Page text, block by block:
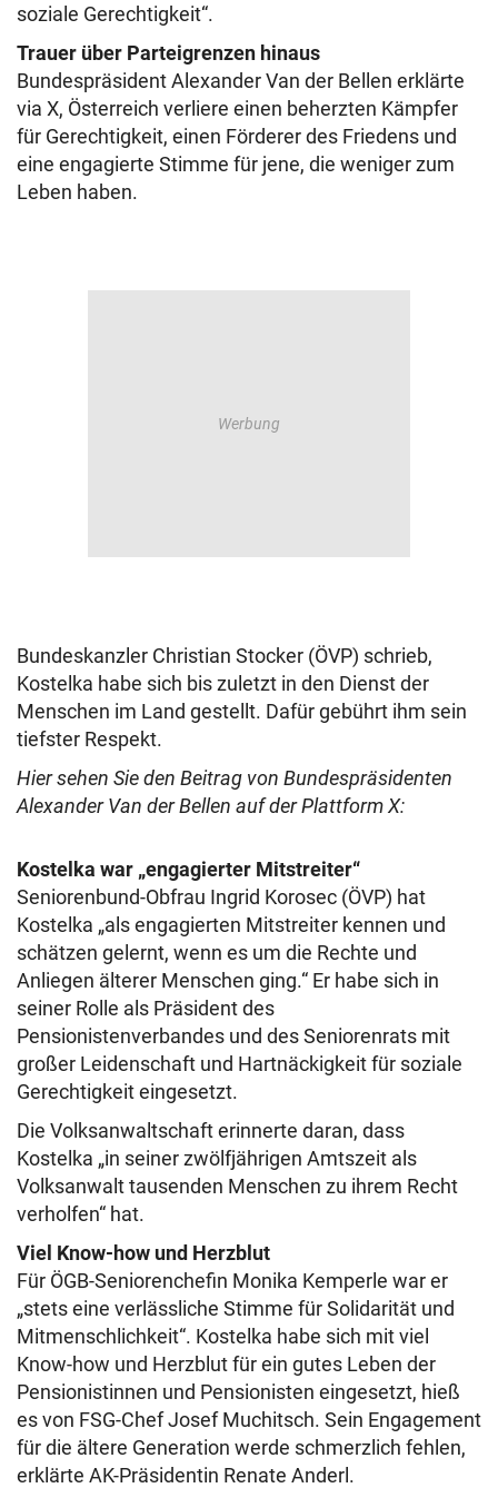
soziale Gerechtigkeit“.
Trauer über Parteigrenzen hinaus
Bundespräsident Alexander Van der Bellen erklärte
via X, Österreich verliere einen beherzten Kämpfer
für Gerechtigkeit, einen Förderer des Friedens und
eine engagierte Stimme für jene, die weniger zum
Leben haben.
Bundeskanzler Christian Stocker (ÖVP) schrieb,
Kostelka habe sich bis zuletzt in den Dienst der
Menschen im Land gestellt. Dafür gebührt ihm sein
tiefster Respekt.
Hier sehen Sie den Beitrag von Bundespräsidenten
Alexander Van der Bellen auf der Plattform X:
Kostelka war „engagierter Mitstreiter“
Seniorenbund-Obfrau Ingrid Korosec (ÖVP) hat
Kostelka „als engagierten Mitstreiter kennen und
schätzen gelernt, wenn es um die Rechte und
Anliegen älterer Menschen ging.“ Er habe sich in
seiner Rolle als Präsident des
Pensionistenverbandes und des Seniorenrats mit
großer Leidenschaft und Hartnäckigkeit für soziale
Gerechtigkeit eingesetzt.
Die Volksanwaltschaft erinnerte daran, dass
Kostelka „in seiner zwölfjährigen Amtszeit als
Volksanwalt tausenden Menschen zu ihrem Recht
verholfen“ hat.
Viel Know-how und Herzblut
Für ÖGB-Seniorenchefin Monika Kemperle war er
„stets eine verlässliche Stimme für Solidarität und
Mitmenschlichkeit“. Kostelka habe sich mit viel
Know-how und Herzblut für ein gutes Leben der
Pensionistinnen und Pensionisten eingesetzt, hieß
es von FSG-Chef Josef Muchitsch. Sein Engagement
für die ältere Generation werde schmerzlich fehlen,
erklärte AK-Präsidentin Renate Anderl.